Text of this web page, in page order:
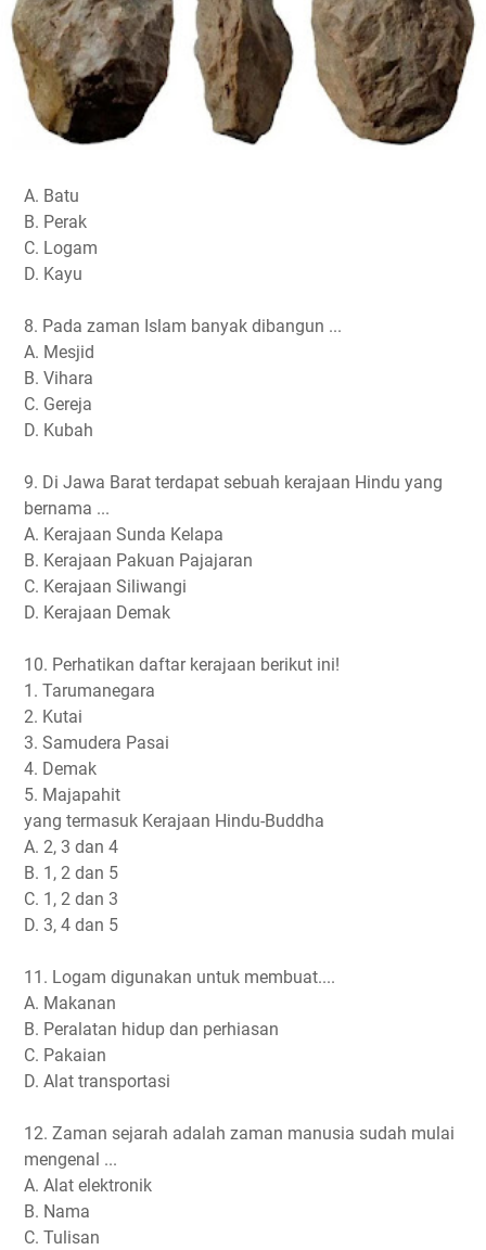
A. Batu
B. Perak
C. Logam
D. Kayu
8. Pada zaman Islam banyak dibangun ...
A. Mesjid
B. Vihara
C. Gereja
D. Kubah
9. Di Jawa Barat terdapat sebuah kerajaan Hindu yang
bernama ...
A. Kerajaan Sunda Kelapa
B. Kerajaan Pakuan Pajajaran
C. Kerajaan Siliwangi
D. Kerajaan Demak
10. Perhatikan daftar kerajaan berikut ini!
1. Tarumanegara
2. Kutai
3. Samudera Pasai
4. Demak
5. Majapahit
yang termasuk Kerajaan Hindu-Buddha
A. 2, 3 dan 4
B. 1, 2 dan 5
C. 1, 2 dan 3
D. 3, 4 dan 5
11. Logam digunakan untuk membuat....
A. Makanan
B. Peralatan hidup dan perhiasan
C. Pakaian
D. Alat transportasi
12. Zaman sejarah adalah zaman manusia sudah mulai
mengenal ...
A. Alat elektronik
B. Nama
C. Tulisan